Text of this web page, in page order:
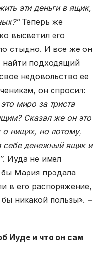
эти деньги в ящик,
Теперь же
высветил его
стыдно. И все же он
найти подходящий
недовольство ее
он спросил:
миро за триста
Сказал же он это
о нищих, но потому,
себе денежный ящик и
. Иуда не имел
Мария продала
в его распоряжение,
никакой пользы». –
Иуде и что он сам